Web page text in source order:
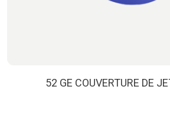
52 GE COUVERTURE DE